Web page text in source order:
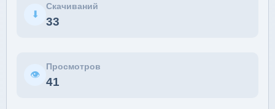
⬇
Скачиваний
33
👁
Просмотров
41